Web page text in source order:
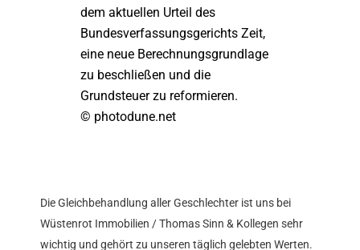
dem aktuellen Urteil des
Bundesverfassungsgerichts Zeit,
eine neue Berechnungsgrundlage
zu beschließen und die
Grundsteuer zu reformieren.
© photodune.net
Die Gleichbehandlung aller Geschlechter ist uns bei
Wüstenrot Immobilien / Thomas Sinn & Kollegen sehr
wichtig und gehört zu unseren täglich gelebten Werten.